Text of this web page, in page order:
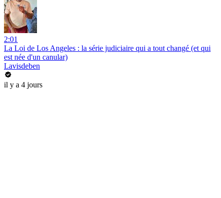
2:01
La Loi de Los Angeles : la série judiciaire qui a tout changé (et qui
est née d'un canular)
Lavisdeben
il y a 4 jours